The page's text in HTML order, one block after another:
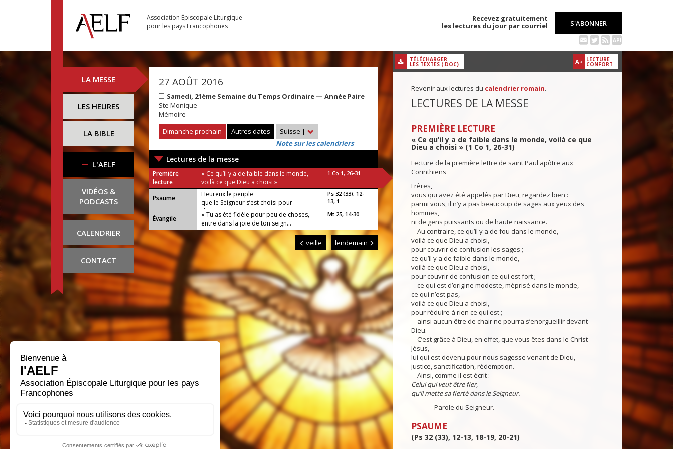
Association Épiscopale Liturgique
pour les pays Francophones
Recevez gratuitement
les lectures du jour par courriel
S'ABONNER
API
LA MESSE
LES HEURES
LA BIBLE
L'AELF
VIDÉOS &
PODCASTS
CALENDRIER
CONTACT
27 AOÛT 2016
Samedi, 21ème Semaine du Temps Ordinaire — Année Paire
Ste Monique
Mémoire
Dimanche prochain
Autres dates Suisse |
Note sur les calendriers
Lectures de la messe
Première
lecture
« Ce qu’il y a de faible dans le monde,
voilà ce que Dieu a choisi »
1 Co 1, 26-31
Psaume
Heureux le peuple
que le Seigneur s’est choisi pour
domaine.
Ps 32 (33), 12-
13, 1...
Évangile
« Tu as été fidèle pour peu de choses,
entre dans la joie de ton seign...
Mt 25, 14-30
veille lendemain
A+ LECTURE
CONFORT
TÉLÉCHARGER
LES TEXTES (.DOC)
Revenir aux lectures du calendrier romain.
LECTURES DE LA MESSE
PREMIÈRE LECTURE
« Ce qu’il y a de faible dans le monde, voilà ce que
Dieu a choisi » (1 Co 1, 26-31)
Lecture de la première lettre de saint Paul apôtre aux
Corinthiens
Frères,
vous qui avez été appelés par Dieu, regardez bien :
parmi vous, il n’y a pas beaucoup de sages aux yeux des
hommes,
ni de gens puissants ou de haute naissance.
Au contraire, ce qu’il y a de fou dans le monde,
voilà ce que Dieu a choisi,
pour couvrir de confusion les sages ;
ce qu’il y a de faible dans le monde,
voilà ce que Dieu a choisi,
pour couvrir de confusion ce qui est fort ;
ce qui est d’origine modeste, méprisé dans le monde,
ce qui n’est pas,
voilà ce que Dieu a choisi,
pour réduire à rien ce qui est ;
ainsi aucun être de chair ne pourra s’enorgueillir devant
Dieu.
C’est grâce à Dieu, en effet, que vous êtes dans le Christ
Jésus,
lui qui est devenu pour nous sagesse venant de Dieu,
justice, sanctification, rédemption.
Ainsi, comme il est écrit :
Celui qui veut être fier,
qu’il mette sa fierté dans le Seigneur.
– Parole du Seigneur.
PSAUME
(Ps 32 (33), 12-13, 18-19, 20-21)